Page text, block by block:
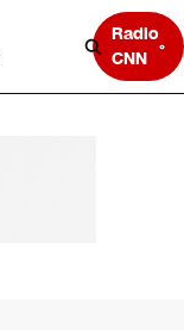
Radio
CNN